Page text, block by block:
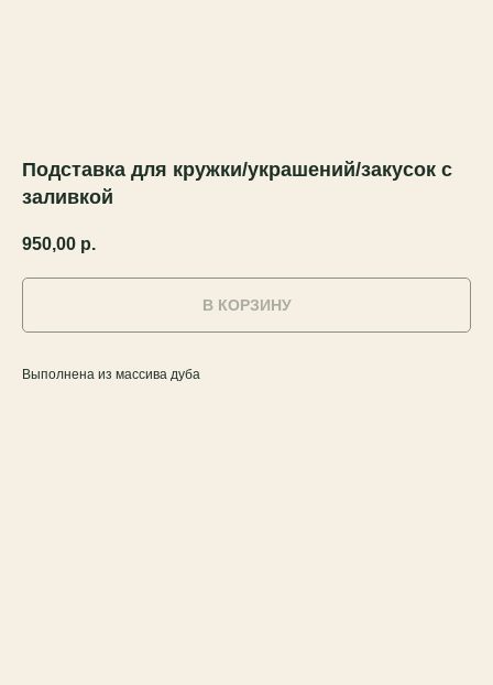
Подставка для кружки/украшений/закусок с
заливкой
950,00 р.
В КОРЗИНУ
Выполнена из массива дуба